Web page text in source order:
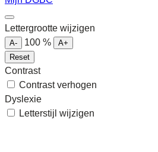
Lettergrootte wijzigen
A- 100 %
A+
Reset
Contrast
Contrast verhogen
Dyslexie
Letterstijl wijzigen